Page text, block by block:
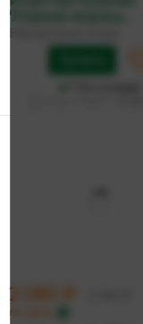
'Ловкие вориш...
2 080 ₽
по карте